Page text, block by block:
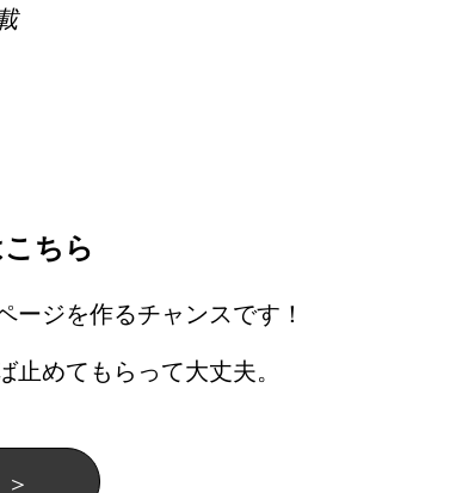
ちら
ージを作るチャンスです！
めてもらって大丈夫。